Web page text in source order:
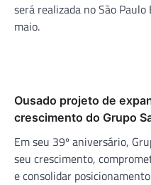
será realizada no São
maio.
Ousado projeto de
crescimento do Grupo
Em seu 39º aniversário,
seu crescimento,
e consolidar